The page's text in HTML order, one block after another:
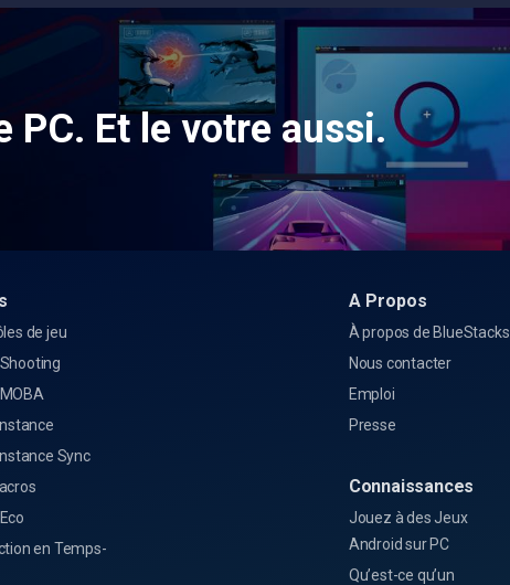
PC. Et le votre aussi.
de jeu
Sync
en Temps-
A Propos
À propos de BlueStacks
Nous contacter
Emploi
Presse
Connaissances
Jouez à des Jeux
Android sur PC
Qu’est-ce qu’un